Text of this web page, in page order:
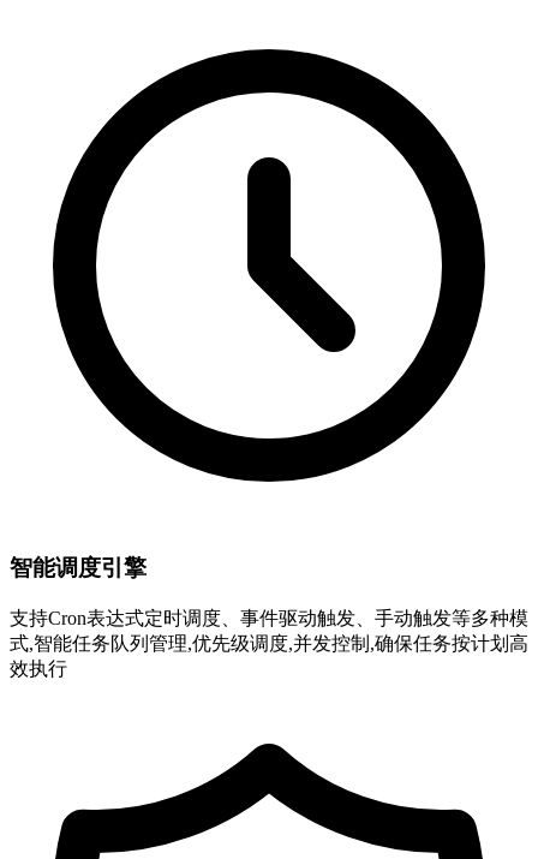
智能调度引擎
支持Cron表达式定时调度、事件驱动触发、手动触发等多种模
式,智能任务队列管理,优先级调度,并发控制,确保任务按计划高
效执行